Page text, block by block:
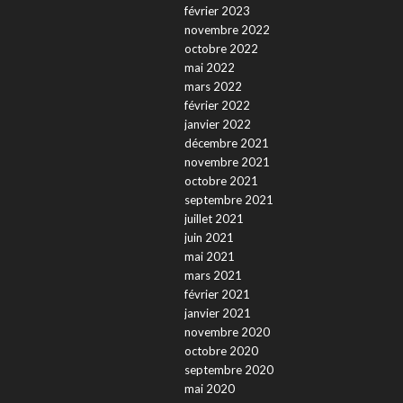
février 2023
novembre 2022
octobre 2022
mai 2022
mars 2022
février 2022
janvier 2022
décembre 2021
novembre 2021
octobre 2021
septembre 2021
juillet 2021
juin 2021
mai 2021
mars 2021
février 2021
janvier 2021
novembre 2020
octobre 2020
septembre 2020
mai 2020